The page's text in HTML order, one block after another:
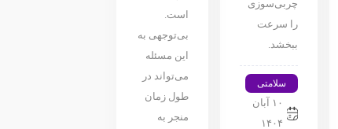
چربی‌سوزی
را سرعت
ببخشد.
سلامتی
۱۰ آبان
۱۴۰۴
است.
بی‌توجهی به
این مسئله
می‌تواند در
طول زمان
منجر به